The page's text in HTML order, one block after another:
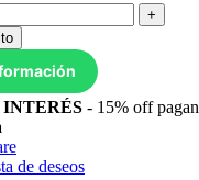
INTERÉS - 15% off
de deseos